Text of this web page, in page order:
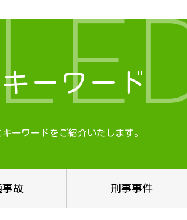
ーワード
キーワードをご紹介いたします。
事故 刑事事件